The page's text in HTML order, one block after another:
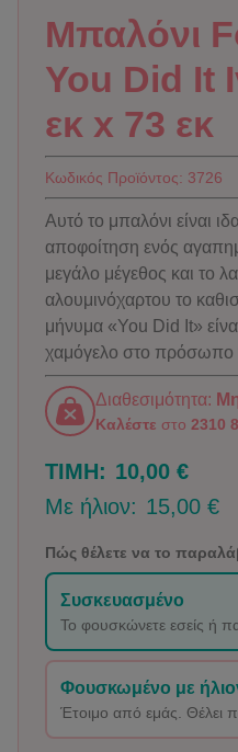
Μπαλόνι
You Did It
εκ x 73 εκ
Κωδικός Προϊόντος: 3726
Αυτό το μπαλόνι είναι
αποφοίτηση ενός
μεγάλο μέγεθος και το
αλουμινόχαρτου το
μήνυμα «You Did It»
χαμόγελο στο πρόσωπο
Διαθεσιμότητα:
Καλέστε στο 2310
ΤΙΜΗ: 10,00 €
Με ήλιον: 15,00 €
Πώς θέλετε να το
Συσκευασμένο
Το φουσκώνετε εσείς ή
Φουσκωμένο με
Έτοιμο από εμάς. Θέλει